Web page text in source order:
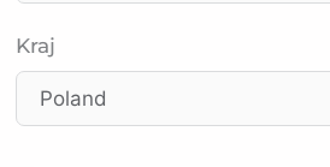
Kraj